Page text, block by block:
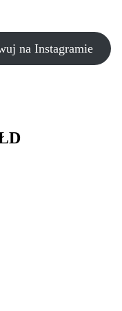
na Instagramie